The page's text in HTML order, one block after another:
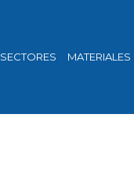
SECTORES MATERIALES